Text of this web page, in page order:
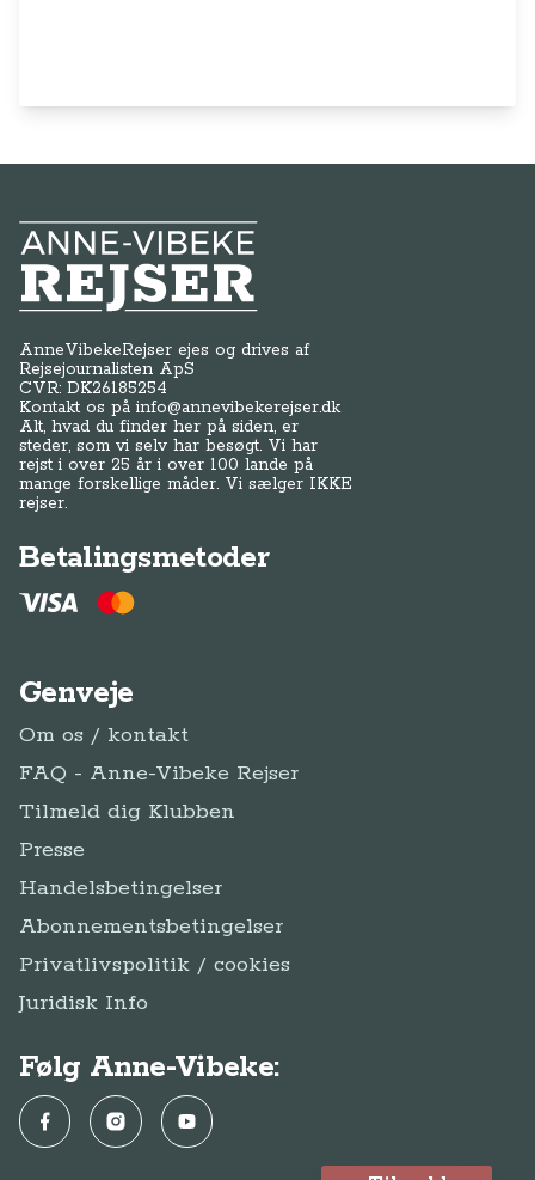
Anne-Vibeke Rejser
AnneVibekeRejser ejes og drives af
Rejsejournalisten ApS
CVR: DK26185254
Kontakt os påinfo@annevibekerejser.dk
Alt, hvad du finder her på siden, er
steder, som vi selv har besøgt. Vi har
rejst i over 25 år i over 100 lande på
mange forskellige måder. Vi sælger IKKE
rejser.
Betalingsmetoder
Genveje
Om os / kontakt
FAQ - Anne-Vibeke Rejser
Tilmeld dig Klubben
Presse
Handelsbetingelser
Abonnementsbetingelser
Privatlivspolitik / cookies
Juridisk Info
Følg Anne-Vibeke:
FacebookInstagramYouTube